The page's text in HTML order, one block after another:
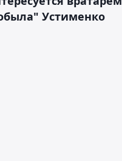
Устименко